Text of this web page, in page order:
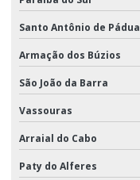
Santo Antônio de Pádua
Armação dos Búzios
São João da Barra
Vassouras
Arraial do Cabo
Paty do Alferes